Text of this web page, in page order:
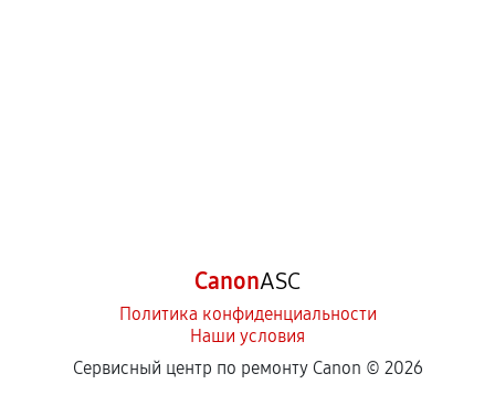
CanonASC
Политика конфиденциальности
Наши условия
Сервисный центр по ремонту Canon © 2026